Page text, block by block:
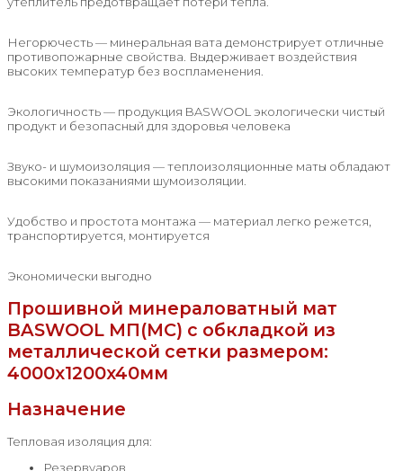
Негорючесть — минеральная вата демонстрирует отличные
противопожарные свойства. Выдерживает воздействия
высоких температур без воспламенения.
Экологичность — продукция BASWOOL экологически чистый
продукт и безопасный для здоровья человека
Звуко- и шумоизоляция — теплоизоляционные маты обладают
высокими показаниями шумоизоляции.
Удобство и простота монтажа — материал легко режется,
транспортируется, монтируется
Экономически выгодно
Прошивной минераловатный мат
BASWOOL МП(МС) с обкладкой из
металлической сетки размером:
4000x1200x40мм
Назначение
Тепловая изоляция для:
Резервуаров